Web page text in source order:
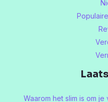
Waarom het slim is om